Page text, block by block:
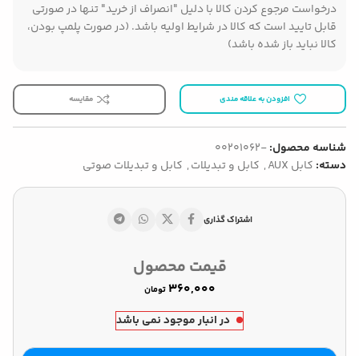
درخواست مرجوع کردن کالا با دلیل "انصراف از خرید" تنها در صورتی
قابل تایید است که کالا در شرایط اولیه باشد. (در صورت پلمپ بودن،
کالا نباید باز شده باشد)
افزودن به علاقه مندی مقایسه
شناسه محصول:-00201062
دسته: کابل AUX , کابل و تبدیلات, کابل و تبدیلات صوتی
اشتراک گذاری
قیمت محصول
تومان
در انبار موجود نمی باشد